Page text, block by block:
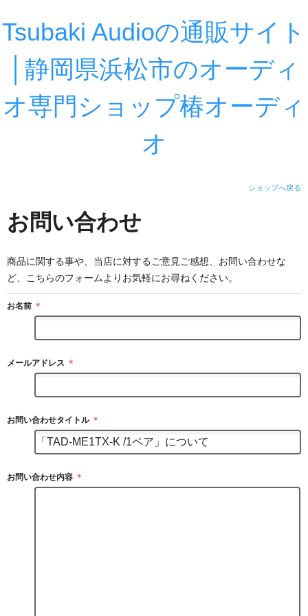
Tsubaki Audioの通販サイト
│静岡県浜松市のオーディ
オ専門ショップ椿オーディ
オ
ショップへ戻る
お問い合わせ
商品に関する事や、当店に対するご意見ご感想、お問い合わせな
ど、こちらのフォームよりお気軽にお尋ねください。
お名前 ＊
メールアドレス ＊
お問い合わせタイトル ＊
お問い合わせ内容 ＊